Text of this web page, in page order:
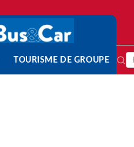
TOURISME DE GROUPE